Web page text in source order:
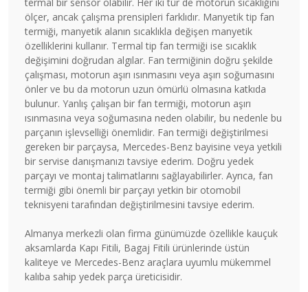
ölçer, ancak çalışma prensipleri farklıdır. Manyetik tip fan
termiği, manyetik alanın sıcaklıkla değişen manyetik
özelliklerini kullanır. Termal tip fan termiği ise sıcaklık
değişimini doğrudan algılar. Fan termiğinin doğru şekilde
çalışması, motorun aşırı ısınmasını veya aşırı soğumasını
önler ve bu da motorun uzun ömürlü olmasına katkıda
bulunur. Yanlış çalışan bir fan termiği, motorun aşırı
ısınmasına veya soğumasına neden olabilir, bu nedenle bu
parçanın işlevselliği önemlidir. Fan termiği değiştirilmesi
gereken bir parçaysa, Mercedes-Benz bayisine veya yetkili
bir servise danışmanızı tavsiye ederim. Doğru yedek
parçayı ve montaj talimatlarını sağlayabilirler. Ayrıca, fan
termiği gibi önemli bir parçayı yetkin bir otomobil
teknisyeni tarafından değiştirilmesini tavsiye ederim.
Almanya merkezli olan firma günümüzde özellikle kauçuk
aksamlarda Kapı Fitili, Bagaj Fitili ürünlerinde üstün
kaliteye ve Mercedes-Benz araçlara uyumlu mükemmel
kalıba sahip yedek parça üreticisidir.